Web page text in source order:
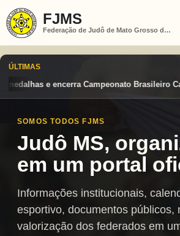
FJMS
Federação de Judô de Mato Grosso do Sul
ÚLTIMAS
Brasileiro Cadete 2026 entre os destaques
SOMOS TODOS FJMS
Judô MS,
em um portal
Informações institucionais,
esportivo, documentos públicos,
valorização dos federados em